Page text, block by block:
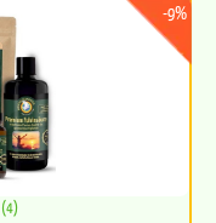
-9%
(4)